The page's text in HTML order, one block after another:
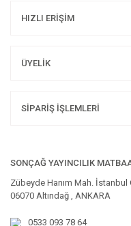
HIZLI ERİŞİM
ÜYELİK
SİPARİŞ İŞLEMLERİ
SONÇAĞ YAYINCILIK
Zübeyde Hanım Mah.
06070 Altındağ , ANKARA
0533 093 78 64